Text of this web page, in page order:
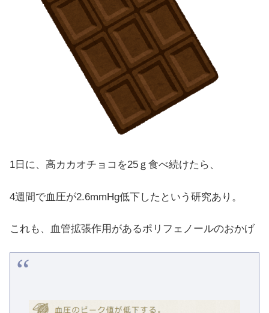
1日に、高カカオチョコを25ｇ食べ続けたら、
4週間で血圧が2.6mmHg低下したという研究あり。
これも、血管拡張作用があるポリフェノールのおかげ